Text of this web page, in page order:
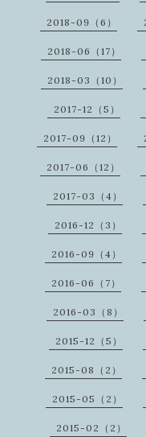
2018-09（6）
2018-06（17）
2018-03（10）
2017-12（5）
2017-09（12）
2017-06（12）
2017-03（4）
2016-12（3）
2016-09（4）
2016-06（7）
2016-03（8）
2015-12（5）
2015-08（2）
2015-05（2）
2015-02（2）